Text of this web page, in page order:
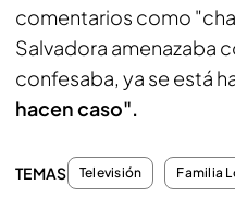
comentarios como
Salvadora amenazaba
confesaba, ya se está
hacen caso".
TEMAS Televisión Familia